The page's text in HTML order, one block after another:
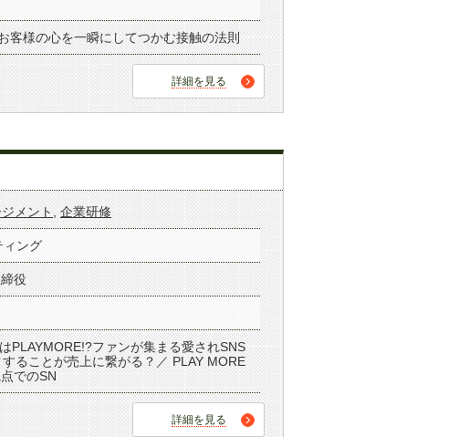
客様の心を一瞬にしてつかむ接触の法則
詳細を見る
メント 企業研修
ィング
役
PLAYMORE!?ファンが集まる愛されSNS
ることが売上に繋がる？／ PLAY MORE
でのSN
詳細を見る